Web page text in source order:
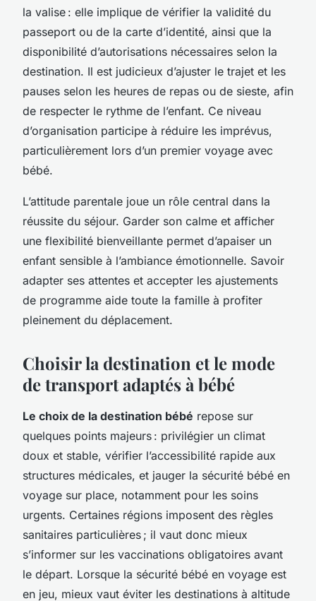
la valise : elle implique de vérifier la validité du
passeport ou de la carte d’identité, ainsi que la
disponibilité d’autorisations nécessaires selon la
destination. Il est judicieux d’ajuster le trajet et les
pauses selon les heures de repas ou de sieste, afin
de respecter le rythme de l’enfant. Ce niveau
d’organisation participe à réduire les imprévus,
particulièrement lors d’un premier voyage avec
bébé.
L’attitude parentale joue un rôle central dans la
réussite du séjour. Garder son calme et afficher
une flexibilité bienveillante permet d’apaiser un
enfant sensible à l’ambiance émotionnelle. Savoir
adapter ses attentes et accepter les ajustements
de programme aide toute la famille à profiter
pleinement du déplacement.
Choisir la destination et le mode
de transport adaptés à bébé
Le choix de la destination bébé repose sur
quelques points majeurs : privilégier un climat
doux et stable, vérifier l’accessibilité rapide aux
structures médicales, et jauger la sécurité bébé en
voyage sur place, notamment pour les soins
urgents. Certaines régions imposent des règles
sanitaires particulières ; il vaut donc mieux
s’informer sur les vaccinations obligatoires avant
le départ. Lorsque la sécurité bébé en voyage est
en jeu, mieux vaut éviter les destinations à altitude